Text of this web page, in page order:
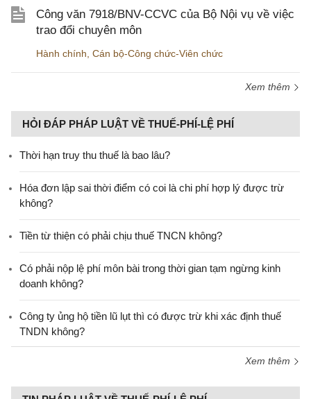
Công văn 7918/BNV-CCVC của Bộ Nội vụ về việc
trao đổi chuyên môn
Hành chính Cán bộ-Công chức-Viên chức
Xem thêm
HỎI ĐÁP PHÁP LUẬT VỀ THUẾ-PHÍ-LỆ PHÍ
Thời hạn truy thu thuế là bao lâu?
Hóa đơn lập sai thời điểm có coi là chi phí hợp lý được trừ
không?
Tiền từ thiện có phải chịu thuế TNCN không?
Có phải nộp lệ phí môn bài trong thời gian tạm ngừng kinh
doanh không?
Công ty ủng hộ tiền lũ lụt thì có được trừ khi xác định thuế
TNDN không?
Xem thêm